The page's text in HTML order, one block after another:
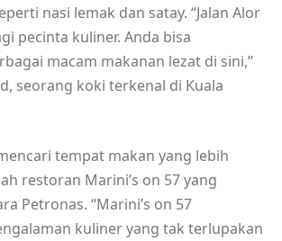
nasi lemak dan satay. “Jalan Alor
pecinta kuliner. Anda bisa
macam makanan lezat di sini,”
seorang koki terkenal di Kuala
tempat makan yang lebih
restoran Marini’s on 57 yang
Petronas. “Marini’s on 57
kuliner yang tak terlupakan